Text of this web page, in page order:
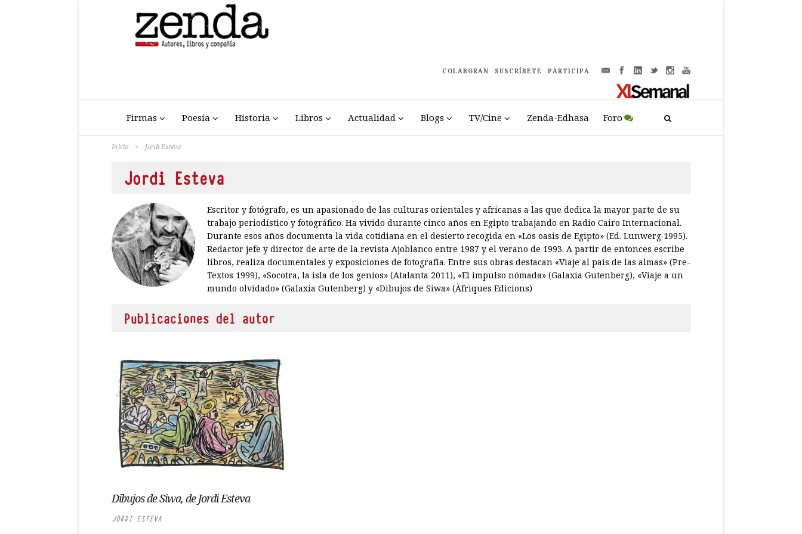
COLABORAN SUSCRÍBETE PARTICIPA
Firmas Poesía Historia Libros Actualidad Blogs TV/Cine Zenda-Edhasa Foro
Inicio > Jordi Esteva
Jordi Esteva
Escritor y fotógrafo, es un apasionado de las culturas orientales y africanas a las que dedica la mayor parte de su
trabajo periodístico y fotográfico. Ha vivido durante cinco años en Egipto trabajando en Radio Cairo Internacional.
Durante esos años documenta la vida cotidiana en el desierto recogida en «Los oasis de Egipto» (Ed. Lunwerg 1995).
Redactor jefe y director de arte de la revista Ajoblanco entre 1987 y el verano de 1993. A partir de entonces escribe
libros, realiza documentales y exposiciones de fotografía. Entre sus obras destacan «Viaje al país de las almas» (Pre-
Textos 1999), «Socotra, la isla de los genios» (Atalanta 2011), «El impulso nómada» (Galaxia Gutenberg), «Viaje a un
mundo olvidado» (Galaxia Gutenberg) y «Dibujos de Siwa» (Àfriques Edicions)
Publicaciones del autor
Dibujos de Siwa, de Jordi Esteva
JORDI ESTEVA